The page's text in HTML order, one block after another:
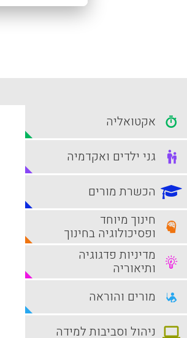
אקטואליה
גני ילדים ואקדמיה
הכשרת מורים
חינוך מיוחד
ופסיכולוגיה בחינוך
מדיניות פדגוגיה
ותיאוריה
מורים והוראה
ניהול וסביבות למידה